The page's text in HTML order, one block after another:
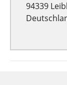
94339